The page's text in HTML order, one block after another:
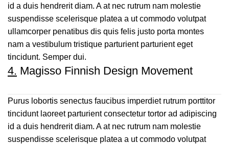
id a duis hendrerit diam. A at nec rutrum nam molestie
suspendisse scelerisque platea a ut commodo volutpat
ullamcorper penatibus dis quis felis justo porta montes
nam a vestibulum tristique parturient parturient eget
tincidunt. Semper dui.
4. Magisso Finnish Design Movement
Purus lobortis senectus faucibus imperdiet rutrum porttitor
tincidunt laoreet parturient consectetur tortor ad adipiscing
id a duis hendrerit diam. A at nec rutrum nam molestie
suspendisse scelerisque platea a ut commodo volutpat